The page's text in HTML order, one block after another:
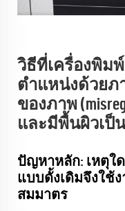
วิธีที่เครื่องพิมพ์
ตำแหน่งด้วยภ
ของภาพ
และมีพื้นผิวเป็
ปัญหาหลัก: เหตุใด
แบบดั้งเดิมจึงใช้
สมมาตร